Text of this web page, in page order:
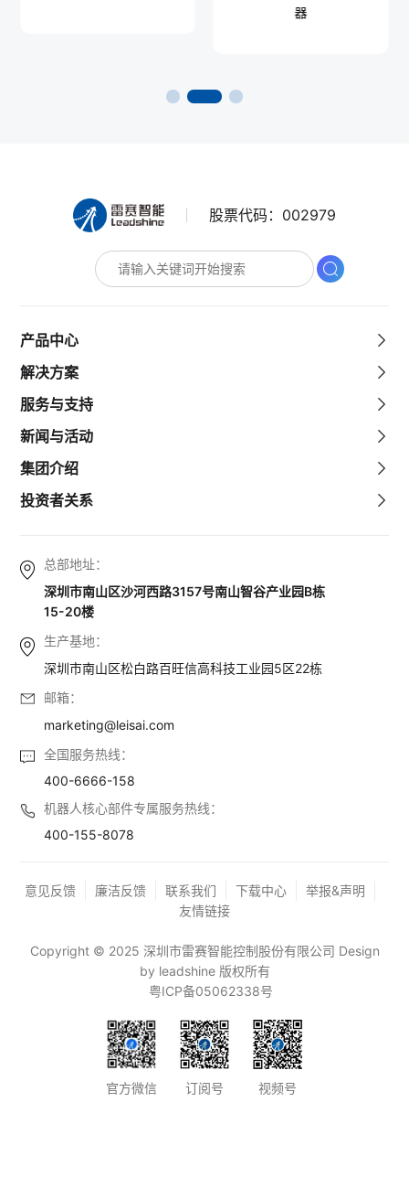
器
股票代码： 002979
总部地址：
深圳市南山区沙河西路3157号南山智谷产业园B栋
15-20楼
生产基地：
深圳市南山区松白路百旺信高科技工业园5区22栋
邮箱：
marketing@leisai.com
全国服务热线：
400-6666-158
机器人核心部件专属服务热线：
400-155-8078
产品中心
解决方案
服务与支持
新闻与活动
集团介绍
投资者关系
意见反馈 廉洁反馈 联系我们 下载中心
举报&声明
友情链接
Copyright © 2025 深圳市雷赛智能控制股份有限公司 Design
by leadshine 版权所有
粤ICP备05062338号
官方微信 订阅号 视频号